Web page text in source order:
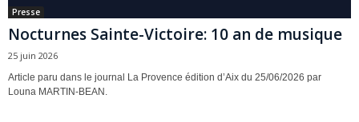
Presse
Nocturnes Sainte-Victoire: 10 an de musique
25 juin 2026
Article paru dans le journal La Provence édition d’Aix du 25/06/2026 par
Louna MARTIN-BEAN.